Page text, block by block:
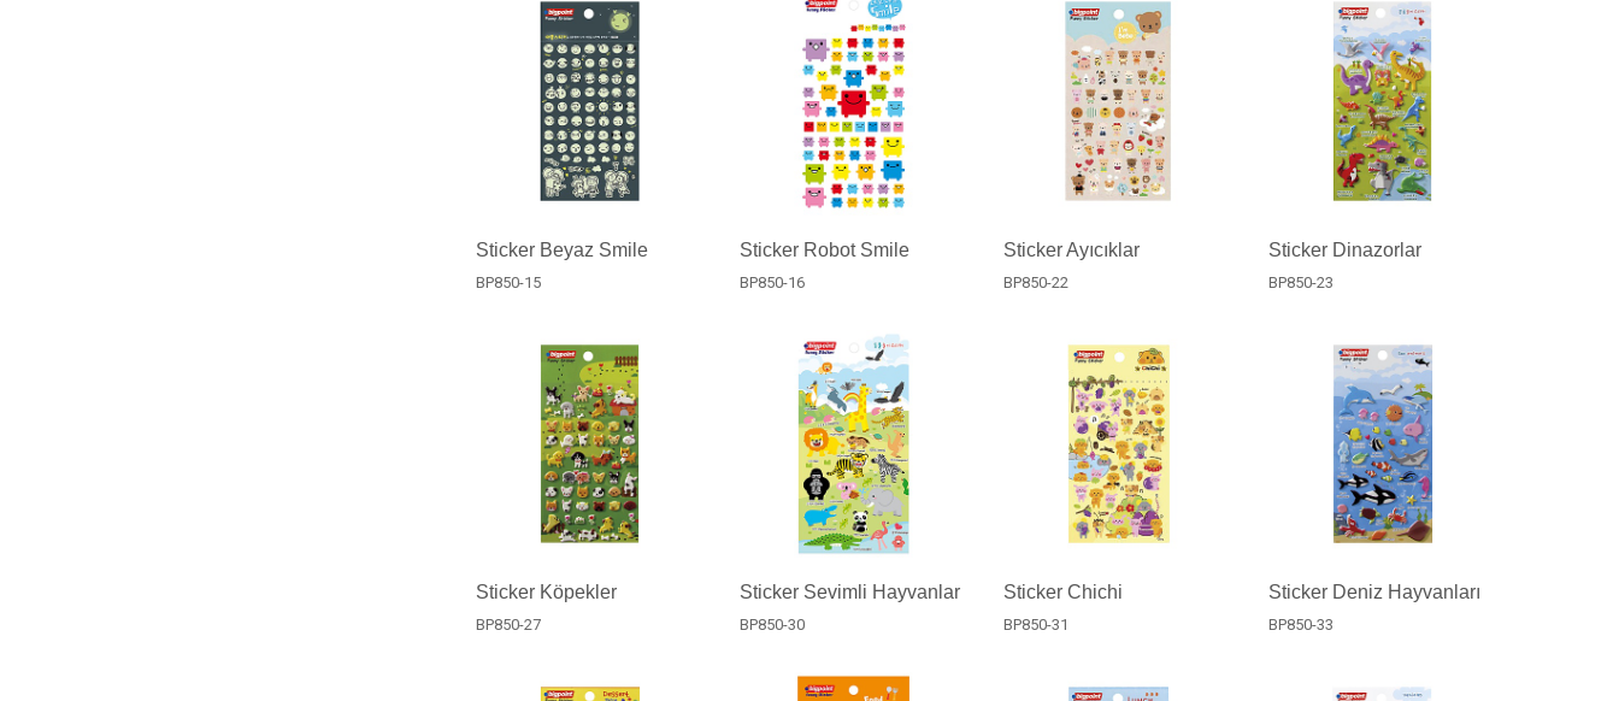
Sticker Beyaz Smile
BP850-15
Sticker Robot Smile
BP850-16
Sticker Ayıcıklar
BP850-22
Sticker Dinazorlar
BP850-23
Sticker Köpekler
BP850-27
Sticker Sevimli Hayvanlar
BP850-30
Sticker Chichi
BP850-31
Sticker Deniz Hayvanları
BP850-33